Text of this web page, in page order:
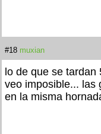
#18 muxian
lo de que se
veo imposible... las
en la misma